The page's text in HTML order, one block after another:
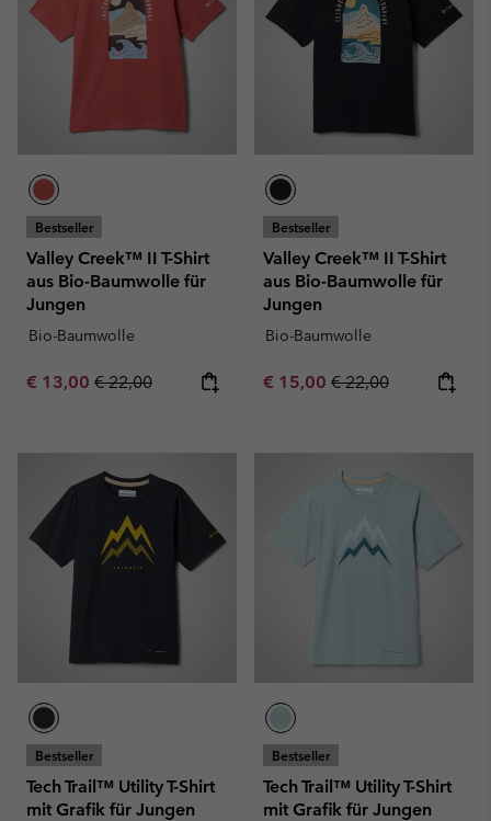
Bestseller
Valley Creek™ II T-Shirt
aus Bio-Baumwolle für
Jungen
Bio-Baumwolle
Sale price:
€ 13,00 Regular price:
€ 22,00
Bestseller
Valley Creek™ II T-Shirt
aus Bio-Baumwolle für
Jungen
Bio-Baumwolle
Sale price:
€ 15,00 Regular price:
€ 22,00
Bestseller
Tech Trail™ Utility T-Shirt
mit Grafik für Jungen
Bestseller
Tech Trail™ Utility T-Shirt
mit Grafik für Jungen